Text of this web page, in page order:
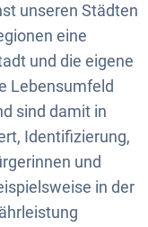
unseren Städten
eine
und die eigene
Lebensumfeld
sind damit in
Identifizierung,
und
in der